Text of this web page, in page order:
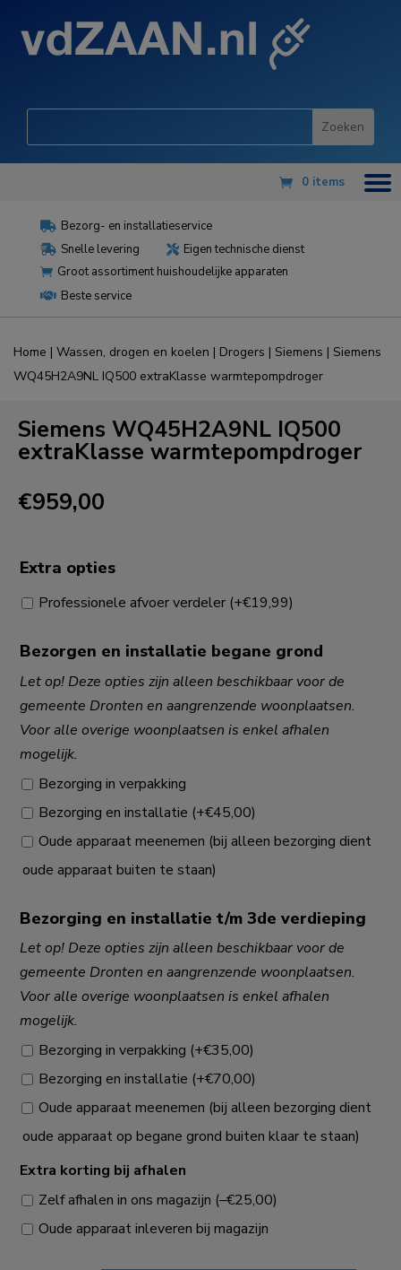
0 items
 Bezorg- en installatieservice
 Snelle levering  Eigen technische dienst
 Groot assortiment huishoudelijke apparaten
 Beste service
Home | Wassen, drogen en koelen | Drogers | Siemens | Siemens
WQ45H2A9NL IQ500 extraKlasse warmtepompdroger
Siemens WQ45H2A9NL IQ500
extraKlasse warmtepompdroger
€959,00
Extra opties
Professionele afvoer verdeler (+€19,99)
Bezorgen en installatie begane grond
Let op! Deze opties zijn alleen beschikbaar voor de
gemeente Dronten en aangrenzende woonplaatsen.
Voor alle overige woonplaatsen is enkel afhalen
mogelijk.
Bezorging in verpakking
Bezorging en installatie (+€45,00)
Oude apparaat meenemen (bij alleen bezorging dient
oude apparaat buiten te staan)
Bezorging en installatie t/m 3de verdieping
Let op! Deze opties zijn alleen beschikbaar voor de
gemeente Dronten en aangrenzende woonplaatsen.
Voor alle overige woonplaatsen is enkel afhalen
mogelijk.
Bezorging in verpakking (+€35,00)
Bezorging en installatie (+€70,00)
Oude apparaat meenemen (bij alleen bezorging dient
oude apparaat op begane grond buiten klaar te staan)
Extra korting bij afhalen
Zelf afhalen in ons magazijn (–€25,00)
Oude apparaat inleveren bij magazijn